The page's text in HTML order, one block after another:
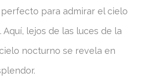
para admirar el cielo
Aquí, lejos de las luces de la
nocturno se revela en